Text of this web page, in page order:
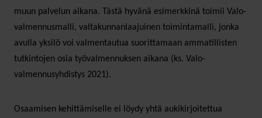
muun palvelun aikana. Tästä hyvänä esimerkkinä toimii Valo-
valmennusmalli, valtakunnanlaajuinen toimintamalli, jonka
avulla yksilö voi valmentautua suorittamaan ammatillisten
tutkintojen osia työvalmennuksen aikana (ks. Valo-
valmennusyhdistys 2021).
Osaamisen kehittämiselle ei löydy yhtä aukikirjoitettua